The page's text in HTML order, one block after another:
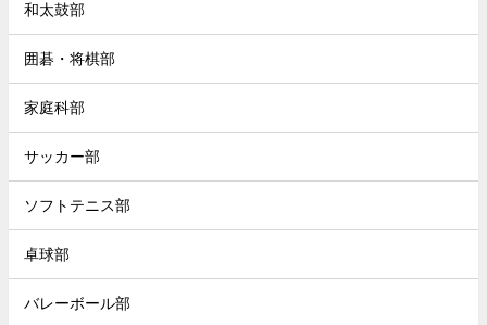
和太鼓部
囲碁・将棋部
家庭科部
サッカー部
ソフトテニス部
卓球部
バレーボール部